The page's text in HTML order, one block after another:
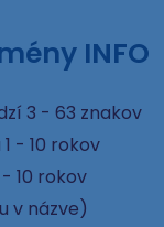
INFO
3 - 63 znakov
- 10 rokov
10 rokov
v názve)